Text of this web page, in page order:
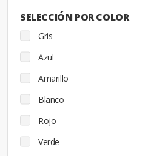
SELECCIÓN POR COLOR
Gris
Azul
Amarillo
Blanco
Rojo
Verde